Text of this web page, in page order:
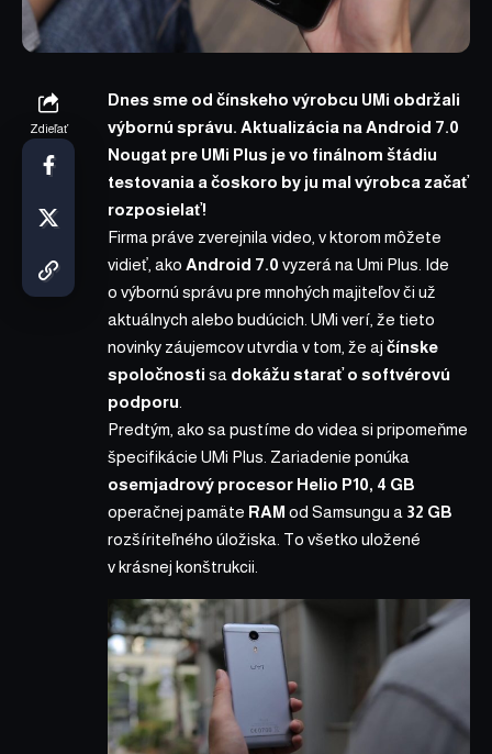
Zdieľať
Dnes sme od čínskeho výrobcu UMi obdržali
výbornú správu. Aktualizácia na Android 7.0
Nougat pre UMi Plus je vo finálnom štádiu
testovania a čoskoro by ju mal výrobca začať
rozposielať!
Firma práve zverejnila video, v ktorom môžete
vidieť, ako Android 7.0 vyzerá na Umi Plus. Ide
o výbornú správu pre mnohých majiteľov či už
aktuálnych alebo budúcich. UMi verí, že tieto
novinky záujemcov utvrdia v tom, že aj čínske
spoločnosti sa dokážu starať o softvérovú
podporu
Predtým, ako sa pustíme do videa si pripomeňme
špecifikácie UMi Plus. Zariadenie ponúka
osemjadrový procesor Helio P10, 4 GB
operačnej pamäte RAM od Samsungu a 32 GB
rozšíriteľného úložiska. To všetko uložené
v krásnej konštrukcii.